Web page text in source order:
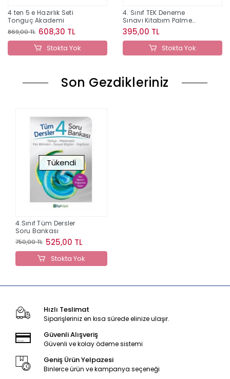
4 ten 5 e Hazırlık Seti
Tonguç Akademi
869,00 TL 608,30 TL
Stokta Yok
4. Sınıf TEK Deneme
Sınavı Kitabım Palme
Yayınları
395,00 TL
Stokta Yok
Son Gezdikleriniz
Tükendi
4.Sınıf Tüm Dersler
Soru Bankası
750,00 TL 525,00 TL
Stokta Yok
Hızlı Teslimat
Siparişleriniz en kısa sürede elinize ulaşır.
Güvenli Alışveriş
Güvenli ve kolay ödeme sistemi
Geniş Ürün Yelpazesi
Binlerce ürün ve kampanya seçeneği